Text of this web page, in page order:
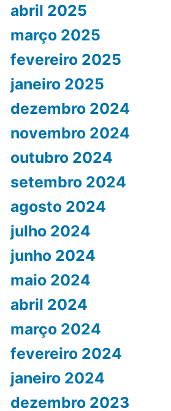
abril 2025
março 2025
fevereiro 2025
janeiro 2025
dezembro 2024
novembro 2024
outubro 2024
setembro 2024
agosto 2024
julho 2024
junho 2024
maio 2024
abril 2024
março 2024
fevereiro 2024
janeiro 2024
dezembro 2023